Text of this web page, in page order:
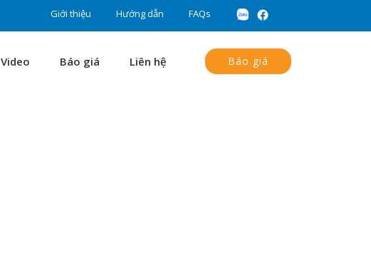
Giới thiệu Hướng dẫn FAQs
Video Báo giá Liên hệ Báo giá